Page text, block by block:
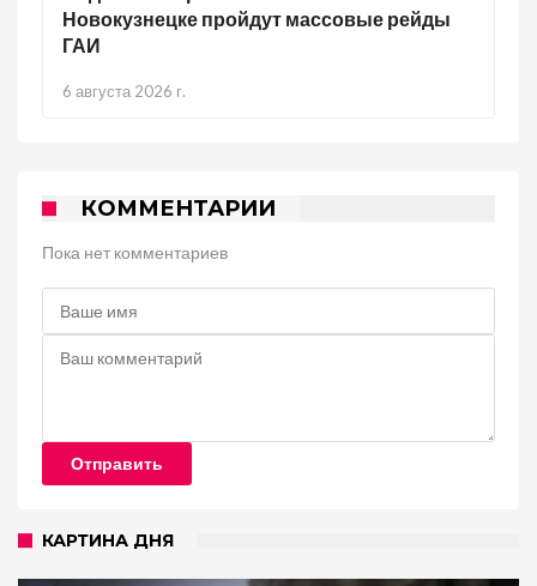
Новокузнецке пройдут массовые рейды
ГАИ
6 августа 2026 г.
КОММЕНТАРИИ
Пока нет комментариев
Отправить
КАРТИНА ДНЯ